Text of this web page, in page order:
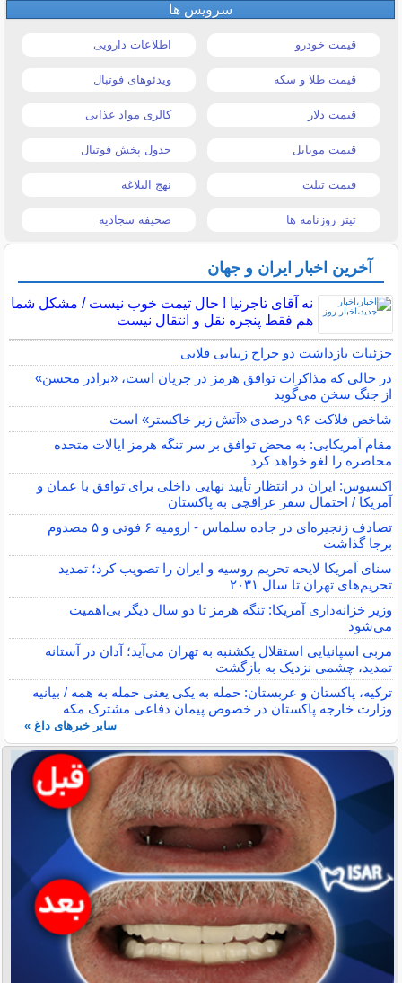
سرویس ها
قیمت خودرو اطلاعات دارویی
قیمت طلا و سکه ویدئوهای فوتبال
قیمت دلار کالری مواد غذایی
قیمت موبایل جدول پخش فوتبال
قیمت تبلت نهج البلاغه
تیتر روزنامه ها صحیفه سجادیه
آخرین اخبار ایران و جهان
نه آقای تاجرنیا ! حال تیمت خوب نیست / مشکل شما
هم فقط پنجره نقل و انتقال نیست
جزئیات بازداشت دو جراح زیبایی قلابی
در حالی که مذاکرات توافق هرمز در جریان است، «برادر محسن»
از جنگ سخن می‌گوید
شاخص فلاکت ۹۶ درصدی «آتش زیر خاکستر» است
مقام آمریکایی: به محض توافق بر سر تنگه هرمز ایالات متحده
محاصره را لغو خواهد کرد
اکسیوس: ایران در انتظار تأیید نهایی داخلی برای توافق با عمان و
آمریکا / احتمال سفر عراقچی به پاکستان
تصادف زنجیره‌ای در جاده سلماس - ارومیه ۶ فوتی و ۵ مصدوم
برجا گذاشت
سنای آمریکا لایحه تحریم روسیه و ایران را تصویب کرد؛ تمدید
تحریم‌های تهران تا سال ۲۰۳۱
وزیر خزانه‌داری آمریکا: تنگه هرمز تا دو سال دیگر بی‌اهمیت
می‌شود
مربی اسپانیایی استقلال یکشنبه به تهران می‌آید؛ آدان در آستانه
تمدید، چشمی نزدیک به بازگشت
ترکیه، پاکستان و عربستان: حمله به یکی یعنی حمله به همه / بیانیه
وزارت خارجه پاکستان در خصوص پیمان دفاعی مشترک مکه
سایر خبرهای داغ »